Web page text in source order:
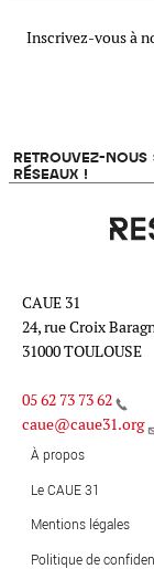
Inscrivez-vous à
RETROUVEZ-NOUS
RÉSEAUX !
CAUE 31
24, rue Croix
31000 TOULOUSE
05 62 73 73 62
caue@caue31.org
MENU PIED DE
À propos
Le CAUE 31
Mentions légales
Politique de